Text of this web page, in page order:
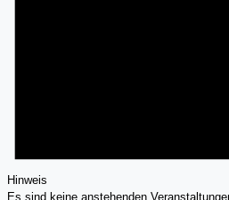
Hinweis
Es sind keine anstehenden